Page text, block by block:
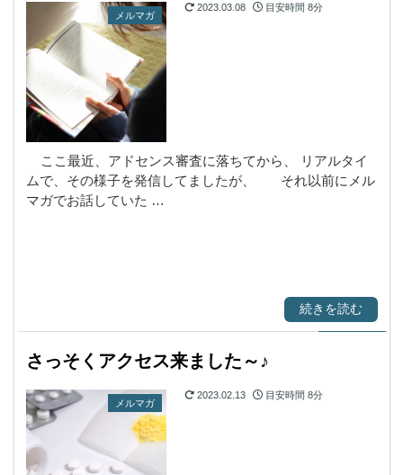
メルマガ
2023.03.08 目安時間 8分
ここ最近、アドセンス審査に落ちてから、 リアルタイ
ムで、その様子を発信してましたが、 それ以前にメル
マガでお話していた …
続きを読む
さっそくアクセス来ました～♪
メルマガ
2023.02.13 目安時間 8分